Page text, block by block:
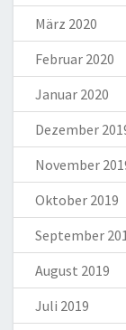
März 2020
Februar 2020
Januar 2020
Dezember
November
Oktober 2019
September
August 2019
Juli 2019